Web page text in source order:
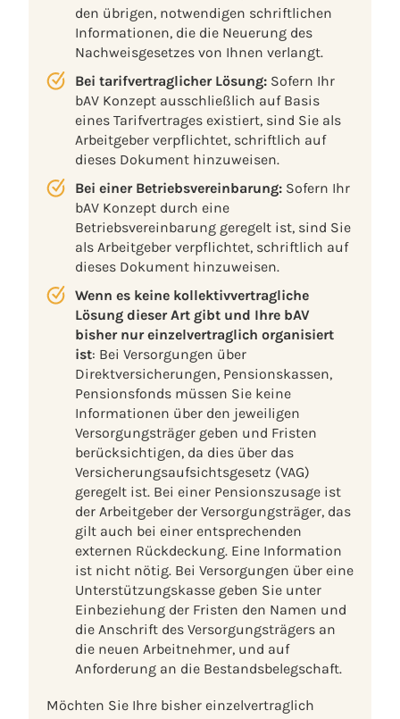
den übrigen, notwendigen schriftlichen
Informationen, die die Neuerung des
Nachweisgesetzes von Ihnen verlangt.
Bei tarifvertraglicher Lösung: Sofern Ihr
bAV Konzept ausschließlich auf Basis
eines Tarifvertrages existiert, sind Sie als
Arbeitgeber verpflichtet, schriftlich auf
dieses Dokument hinzuweisen.
Bei einer Betriebsvereinbarung: Sofern Ihr
bAV Konzept durch eine
Betriebsvereinbarung geregelt ist, sind Sie
als Arbeitgeber verpflichtet, schriftlich auf
dieses Dokument hinzuweisen.
Wenn es keine kollektivvertragliche
Lösung dieser Art gibt und Ihre bAV
bisher nur einzelvertraglich organisiert
ist: Bei Versorgungen über
Direktversicherungen, Pensionskassen,
Pensionsfonds müssen Sie keine
Informationen über den jeweiligen
Versorgungsträger geben und Fristen
berücksichtigen, da dies über das
Versicherungsaufsichtsgesetz (VAG)
geregelt ist. Bei einer Pensionszusage ist
der Arbeitgeber der Versorgungsträger, das
gilt auch bei einer entsprechenden
externen Rückdeckung. Eine Information
ist nicht nötig. Bei Versorgungen über eine
Unterstützungskasse geben Sie unter
Einbeziehung der Fristen den Namen und
die Anschrift des Versorgungsträgers an
die neuen Arbeitnehmer, und auf
Anforderung an die Bestandsbelegschaft.
Möchten Sie Ihre bisher einzelvertraglich